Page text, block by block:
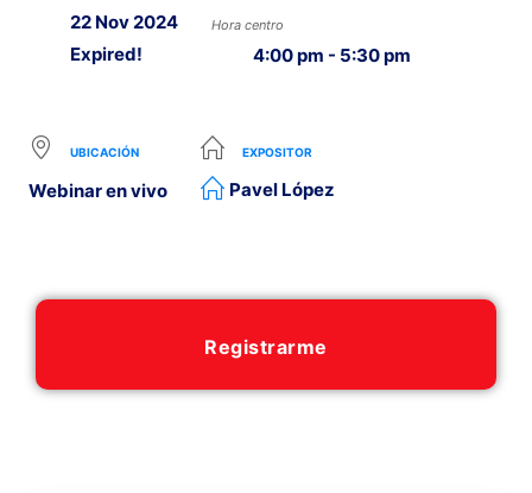
22 Nov 2024
Expired!
Hora centro
4:00 pm - 5:30 pm
UBICACIÓN
Webinar en vivo
EXPOSITOR
Pavel López
Registrarme